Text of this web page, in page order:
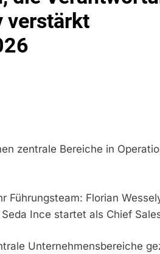
verstärkt
zentrale Bereiche in
Führungsteam: Florian
Ince startet als Chief
Unternehmensbereiche